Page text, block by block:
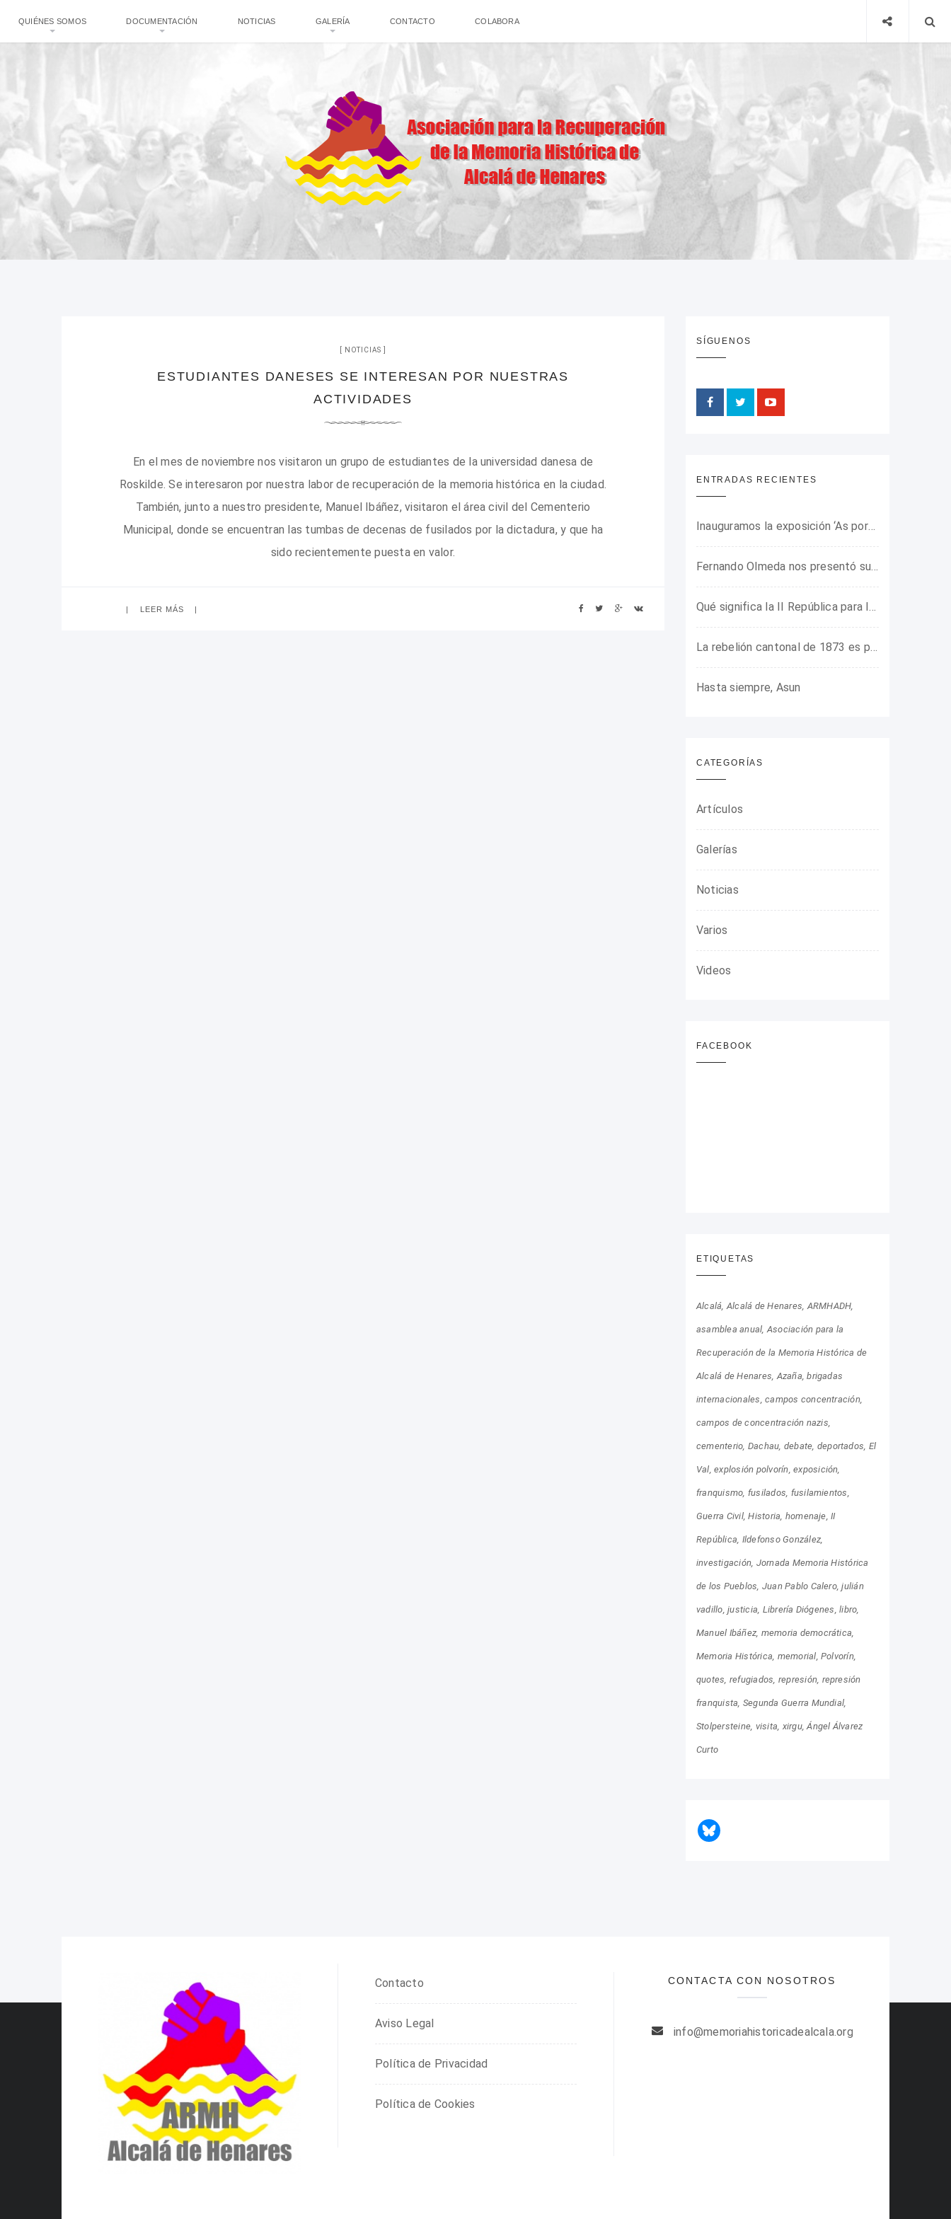
QUIÉNES SOMOS DOCUMENTACIÓN NOTICIAS GALERÍA CONTACTO COLABORA
NOTICIAS
ESTUDIANTES DANESES SE INTERESAN POR NUESTRAS
ACTIVIDADES
En el mes de noviembre nos visitaron un grupo de estudiantes de la universidad danesa de
Roskilde. Se interesaron por nuestra labor de recuperación de la memoria histórica en la ciudad.
También, junto a nuestro presidente, Manuel Ibáñez, visitaron el área civil del Cementerio
Municipal, donde se encuentran las tumbas de decenas de fusilados por la dictadura, y que ha
sido recientemente puesta en valor.
LEER MÁS
SÍGUENOS
ENTRADAS RECIENTES
Inauguramos la exposición ‘As portas do horror’ sobre el campo de concentración franquista de Camposancos
Fernando Olmeda nos presentó su último libro sobre la fotógrafa Gerda Taro
Qué significa la II República para los jóvenes de hoy
La rebelión cantonal de 1873 es protagonista en la ARMHADH
Hasta siempre, Asun
CATEGORÍAS
Artículos
Galerías
Noticias
Varios
Videos
FACEBOOK
ETIQUETAS
Alcalá Alcalá de Henares ARMHADH
asamblea anual Asociación para la
Recuperación de la Memoria Histórica de
Alcalá de Henares Azaña brigadas
internacionales campos concentración
campos de concentración nazis
cementerio Dachau debate deportados El
Val explosión polvorín exposición
franquismo fusilados fusilamientos
Guerra Civil Historia homenaje II
República Ildefonso González
investigación Jornada Memoria Histórica
de los Pueblos Juan Pablo Calero julián
vadillo justicia Librería Diógenes libro
Manuel Ibáñez memoria democrática
Memoria Histórica memorial Polvorín
quotes refugiados represión represión
franquista Segunda Guerra Mundial
Stolpersteine visita xirgu Ángel Álvarez
Curto
Contacto
Aviso Legal
Política de Privacidad
Política de Cookies
CONTACTA CON NOSOTROS
info@memoriahistoricadealcala.org